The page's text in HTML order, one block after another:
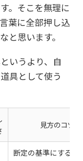
。そこを無理に
葉に全部押し込
と思います。
というより、
自
具として使う
見方のコツ
断定の基準にする